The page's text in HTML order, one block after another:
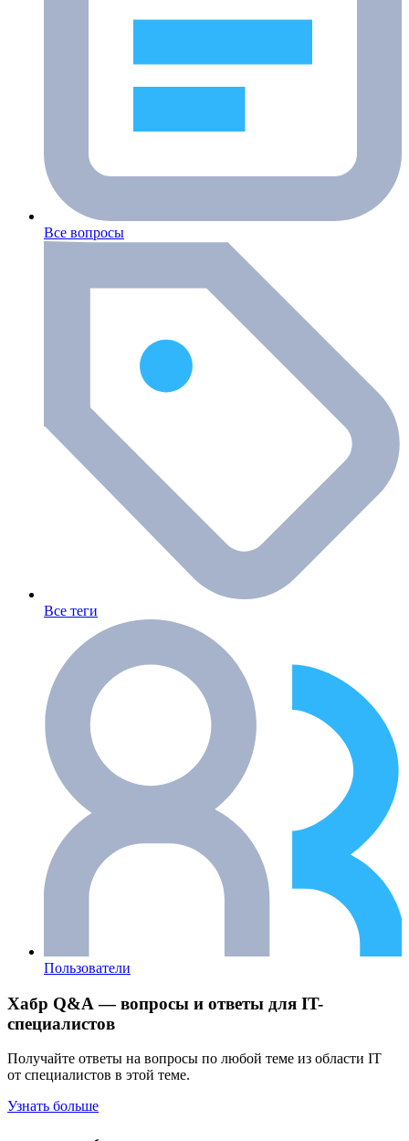
Все вопросы
Все теги
Пользователи
Хабр Q&A — вопросы и ответы для IT-
специалистов
Получайте ответы на вопросы по любой теме из области IT
от специалистов в этой теме.
Узнать больше